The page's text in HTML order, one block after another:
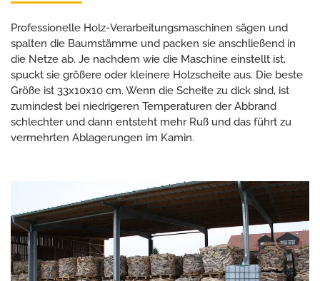
Professionelle Holz-Verarbeitungsmaschinen sägen und
spalten die Baumstämme und packen sie anschließend in
die Netze ab. Je nachdem wie die Maschine einstellt ist,
spuckt sie größere oder kleinere Holzscheite aus. Die beste
Größe ist 33x10x10 cm. Wenn die Scheite zu dick sind, ist
zumindest bei niedrigeren Temperaturen der Abbrand
schlechter und dann entsteht mehr Ruß und das führt zu
vermehrten Ablagerungen im Kamin.